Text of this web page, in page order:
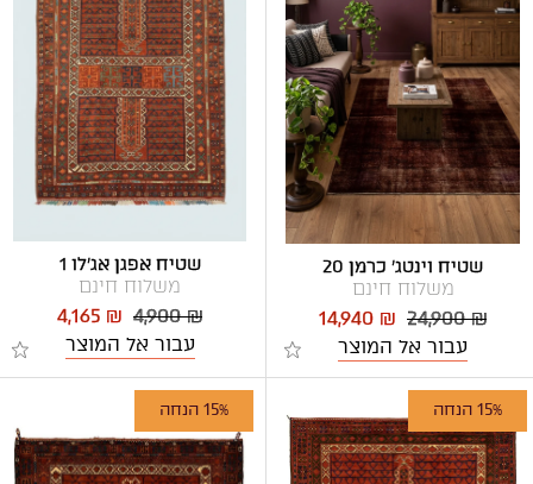
שטיח וינטג' כרמן 20
משלוח חינם
24,900 ₪
14,940 ₪
עבור אל המוצר
שטיח אפגן אג'לו 1
משלוח חינם
4,900 ₪
4,165 ₪
עבור אל המוצר
15% הנחה 15% הנחה